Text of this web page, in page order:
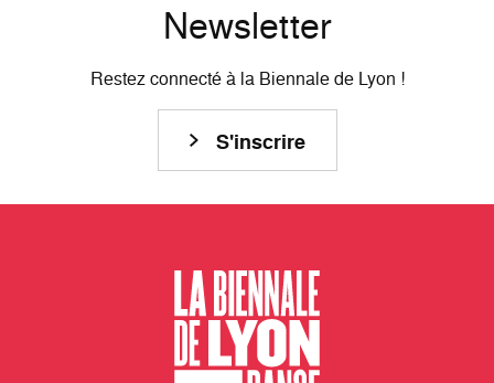
Newsletter
Restez connecté à la Biennale de Lyon !
S'inscrire